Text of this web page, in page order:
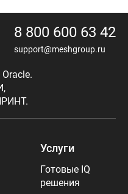
8 800 600 63 42
support@meshgroup.ru
Услуги
Готовые IQ
решения